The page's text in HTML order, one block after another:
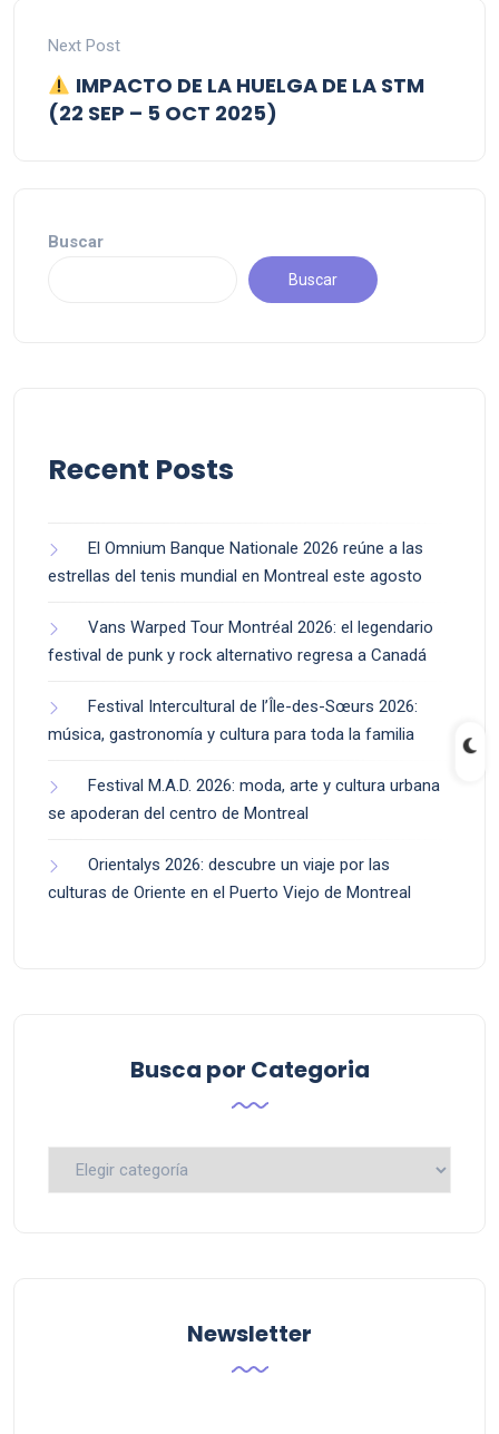
Next Post
IMPACTO DE LA HUELGA DE LA STM
(22 SEP – 5 OCT 2025)
Buscar
Buscar
Recent Posts
El Omnium Banque Nationale 2026 reúne a las
estrellas del tenis mundial en Montreal este agosto
Vans Warped Tour Montréal 2026: el legendario
festival de punk y rock alternativo regresa a Canadá
Festival Intercultural de l’Île-des-Sœurs 2026:
música, gastronomía y cultura para toda la familia
Festival M.A.D. 2026: moda, arte y cultura urbana
se apoderan del centro de Montreal
Orientalys 2026: descubre un viaje por las
culturas de Oriente en el Puerto Viejo de Montreal
Busca por Categoria
Busca
Newsletter